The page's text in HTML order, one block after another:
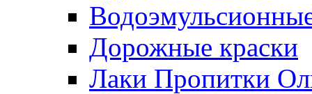
Дорожные краски
Лаки Пропитки